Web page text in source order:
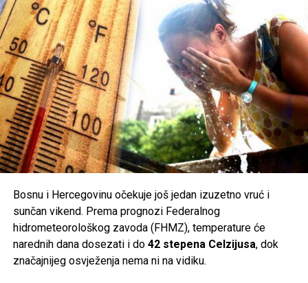
Bosnu i Hercegovinu očekuje još jedan izuzetno vruć i
sunčan vikend. Prema prognozi Federalnog
hidrometeorološkog zavoda (FHMZ), temperature će
narednih dana dosezati i do 42 stepena Celzijusa, dok
značajnijeg osvježenja nema ni na vidiku.